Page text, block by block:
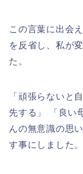
この言葉に出会
を反省し、私が
た。
「頑張らないと
先する」 「良い
んの無意識の思
す事にしました。